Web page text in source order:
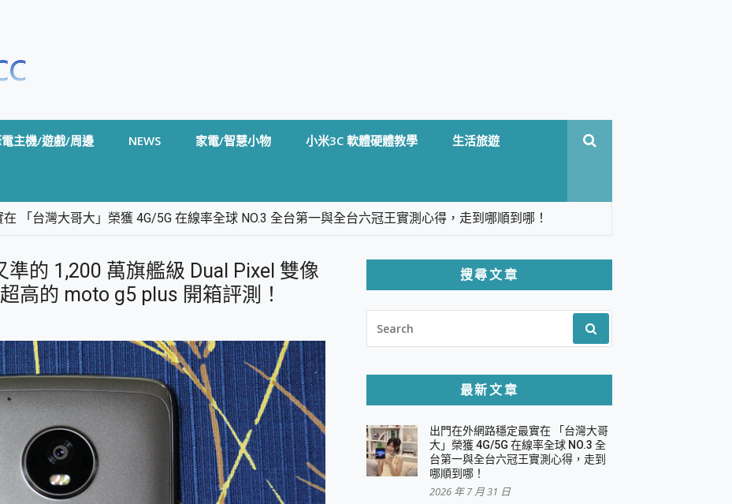
主機/遊戲/周邊 NEWS 家電/智慧小物 小米3C 軟體硬體教學 生活旅遊
「台灣大哥大」榮獲 4G/5G 在線率全球 NO.3 全台第一與全台六冠王實測心得，走到哪順到哪！
機設計的 FireCuda X1070 SSD 固態硬碟開箱 評測
全無線設計 SpotCam Solo Eco 太陽能防水雲端攝影機 SpotCam Solo 3 2.5K高畫質戶外攝影機 開箱 評
星 Prestige 14 AI+ D3MG-031TW 14吋 開箱評價，AI輕薄商務筆電 Copilot+ PC
~ realme 16 Pro 開箱評價~ 2 億畫素 LumaColor 影像、持久續航與 IP69K 高防護
Ultra系列保護貼怎麼選？imos AR 低反光玻璃、藍寶石鏡頭貼與軍規防摔殼完整開箱評價
Xiaomi Watch 5 開箱 評測
LENOVO 聯想 Yoga Book 9 14吋 AI輕薄筆電 開箱 評測
pad 60 系列 與 Moto | Swarovski razr 60 冰藍限定版本 開箱 評測
Master 讓您輕鬆的移除與格式化有防寫保護的隨身碟或SD卡
的 AI 好幫手! VideoProc Converter AI 新版全解析 × 年末優惠，一篇全看懂
RGB藍牙音響 氛圍情境燈 我通通都要！ Starfish 2 幻彩膠囊投影機｜結合「 智慧投影 & 煥彩流動 」的沈浸
控體驗 GravaStar Mercury K1 系列 異星機械鍵盤與 Mercury X 系列 輕量無線電競滑鼠 開箱 評測
的 1,200 萬旗艦級 Dual Pixel 雙像
高的 moto g5 plus 開箱評測！
搜尋文章
FOR:
最新文章
出門在外網路穩定最實在 「台灣大哥
大」榮獲 4G/5G 在線率全球 NO.3 全
台第一與全台六冠王實測心得，走到
哪順到哪！
2026 年 7 月 31 日